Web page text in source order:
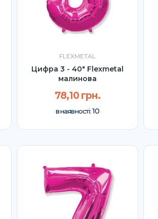
FLEXMETAL
Цифра 3 - 40" Flexmetal
малинова
78,10 грн.
в наявності: 10